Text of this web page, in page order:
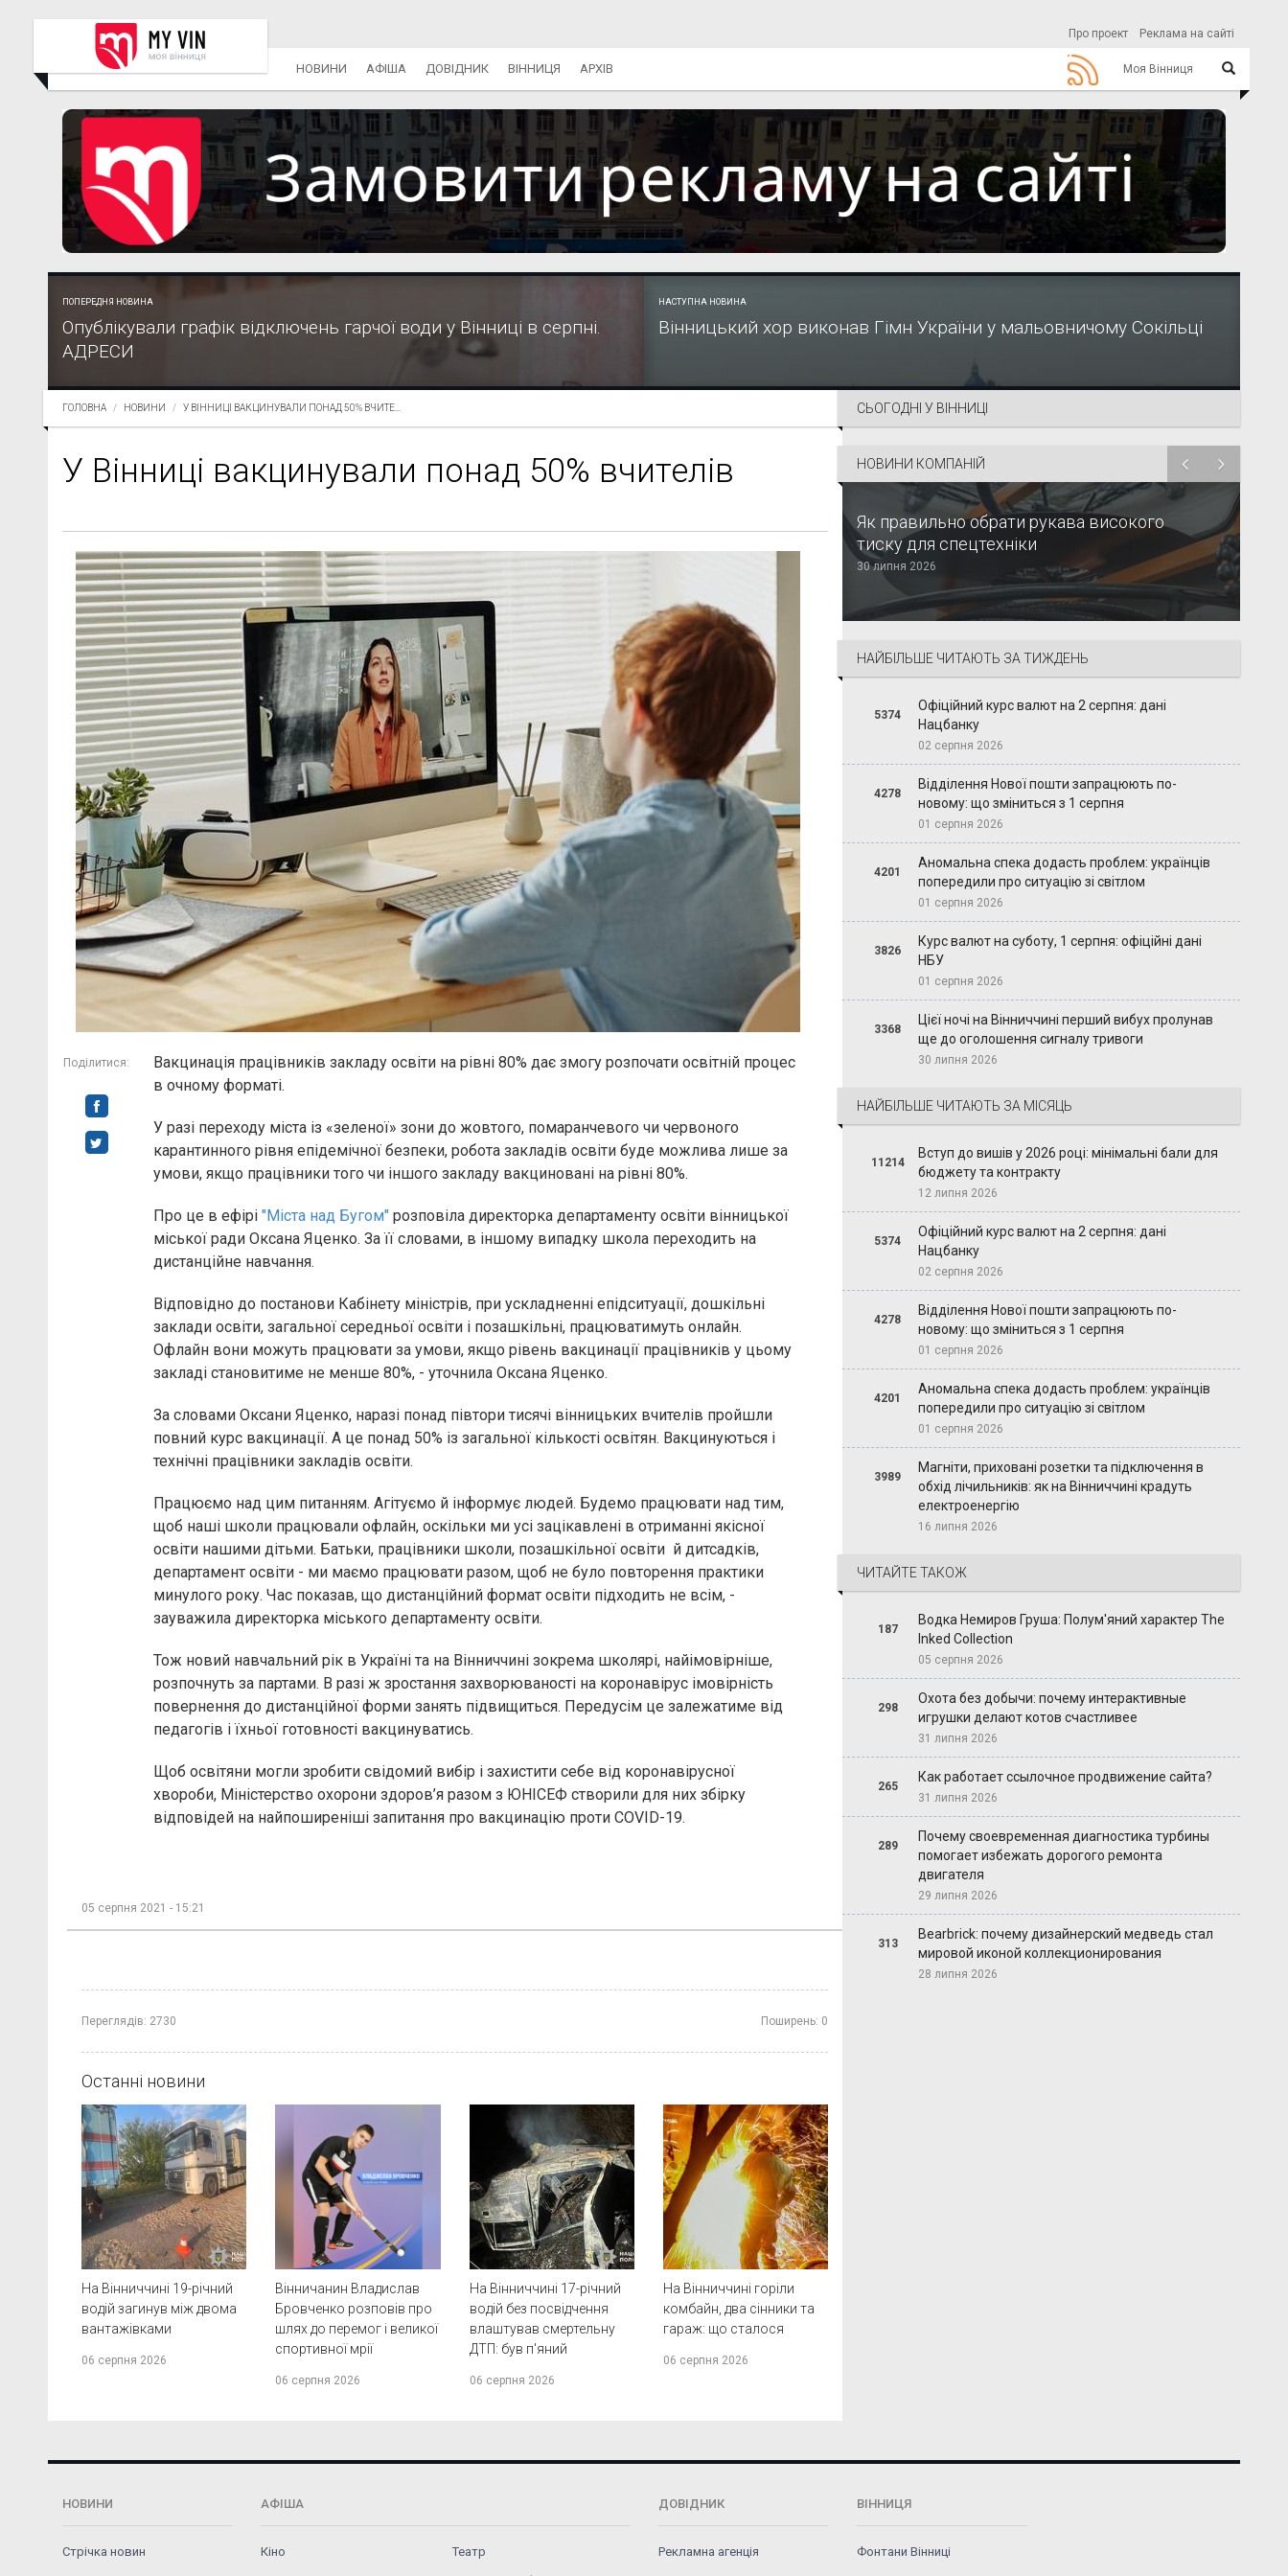
Про проект Реклама на сайті
Моя Вінниця
НОВИНИ АФІША ДОВІДНИК ВІННИЦЯ АРХІВ
ПОПЕРЕДНЯ НОВИНА
Опублікували графік відключень гарчої води у Вінниці в серпні.
АДРЕСИ
НАСТУПНА НОВИНА
Вінницький хор виконав Гімн України у мальовничому Сокільці
ГОЛОВНА НОВИНИ У ВІННИЦІ ВАКЦИНУВАЛИ ПОНАД 50% ВЧИТЕ...
У Вінниці вакцинували понад 50% вчителів
Поділитися:
Вакцинація працівників закладу освіти на рівні 80% дає змогу розпочати освітній процес
в очному форматі.
У разі переходу міста із «зеленої» зони до жовтого, помаранчевого чи червоного
карантинного рівня епідемічної безпеки, робота закладів освіти буде можлива лише за
умови, якщо працівники того чи іншого закладу вакциновані на рівні 80%.
Про це в ефірі "Міста над Бугом" розповіла директорка департаменту освіти вінницької
міської ради Оксана Яценко. За її словами, в іншому випадку школа переходить на
дистанційне навчання.
Відповідно до постанови Кабінету міністрів, при ускладненні епідситуації, дошкільні
заклади освіти, загальної середньої освіти і позашкільні, працюватимуть онлайн.
Офлайн вони можуть працювати за умови, якщо рівень вакцинації працівників у цьому
закладі становитиме не менше 80%, - уточнила Оксана Яценко.
За словами Оксани Яценко, наразі понад півтори тисячі вінницьких вчителів пройшли
повний курс вакцинації. А це понад 50% із загальної кількості освітян. Вакцинуються і
технічні працівники закладів освіти.
Працюємо над цим питанням. Агітуємо й інформує людей. Будемо працювати над тим,
щоб наші школи працювали офлайн, оскільки ми усі зацікавлені в отриманні якісної
освіти нашими дітьми. Батьки, працівники школи, позашкільної освіти й дитсадків,
департамент освіти - ми маємо працювати разом, щоб не було повторення практики
минулого року. Час показав, що дистанційний формат освіти підходить не всім, -
зауважила директорка міського департаменту освіти.
Тож новий навчальний рік в Україні та на Вінниччині зокрема школярі, найімовірніше,
розпочнуть за партами. В разі ж зростання захворюваності на коронавірус імовірність
повернення до дистанційної форми занять підвищиться. Передусім це залежатиме від
педагогів і їхньої готовності вакцинуватись.
Щоб освітяни могли зробити свідомий вибір і захистити себе від коронавірусної
хвороби, Міністерство охорони здоров’я разом з ЮНІСЕФ створили для них збірку
відповідей на найпоширеніші запитання про вакцинацію проти COVID-19.
05 серпня 2021 - 15:21
Переглядів: 2730 Поширень: 0
Останні новини
На Вінниччині 19-річний
водій загинув між двома
вантажівками
06 серпня 2026
Вінничанин Владислав
Бровченко розповів про
шлях до перемог і великої
спортивної мрії
06 серпня 2026
На Вінниччині 17-річний
водій без посвідчення
влаштував смертельну
ДТП: був п'яний
06 серпня 2026
На Вінниччині горіли
комбайн, два сінники та
гараж: що сталося
06 серпня 2026
СЬОГОДНІ У ВІННИЦІ
НОВИНИ КОМПАНІЙ
Як правильно обрати рукава високого
тиску для спецтехніки
30 липня 2026
НАЙБІЛЬШЕ ЧИТАЮТЬ ЗА ТИЖДЕНЬ
5374
Офіційний курс валют на 2 серпня: дані
Нацбанку
02 серпня 2026
4278
Відділення Нової пошти запрацюють по-
новому: що зміниться з 1 серпня
01 серпня 2026
4201
Аномальна спека додасть проблем: українців
попередили про ситуацію зі світлом
01 серпня 2026
3826
Курс валют на суботу, 1 серпня: офіційні дані
НБУ
01 серпня 2026
3368
Цієї ночі на Вінниччині перший вибух пролунав
ще до оголошення сигналу тривоги
30 липня 2026
НАЙБІЛЬШЕ ЧИТАЮТЬ ЗА МІСЯЦЬ
11214
Вступ до вишів у 2026 році: мінімальні бали для
бюджету та контракту
12 липня 2026
5374
Офіційний курс валют на 2 серпня: дані
Нацбанку
02 серпня 2026
4278
Відділення Нової пошти запрацюють по-
новому: що зміниться з 1 серпня
01 серпня 2026
4201
Аномальна спека додасть проблем: українців
попередили про ситуацію зі світлом
01 серпня 2026
3989
Магніти, приховані розетки та підключення в
обхід лічильників: як на Вінниччині крадуть
електроенергію
16 липня 2026
ЧИТАЙТЕ ТАКОЖ
187
Водка Немиров Груша: Полум'яний характер The
Inked Collection
05 серпня 2026
298
Охота без добычи: почему интерактивные
игрушки делают котов счастливее
31 липня 2026
265
Как работает ссылочное продвижение сайта?
31 липня 2026
289
Почему своевременная диагностика турбины
помогает избежать дорогого ремонта
двигателя
29 липня 2026
313
Bearbrick: почему дизайнерский медведь стал
мировой иконой коллекционирования
28 липня 2026
НОВИНИ
Стрічка новин
АФІША
Кіно
Театр
ДОВІДНИК
Рекламна агенція
ВІННИЦЯ
Фонтани Вінниці